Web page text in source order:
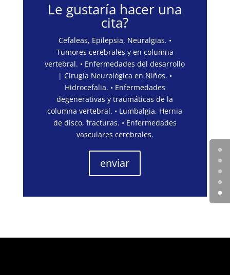
Le gustaría hacer una
cita?
Cefaleas, Epilepsia, Neuralgias. •
Tumores cerebrales y en columna
vertebral. • Enfermedades del desarrollo
| Cirugía Neurológica en Niños. •
Hidrocefalia. • Enfermedades
degenerativas y traumáticas de la
columna vertebral. • Lumbalgia, Hernia
de disco, fracturas. • Enfermedades
vasculares cerebrales.
enviar